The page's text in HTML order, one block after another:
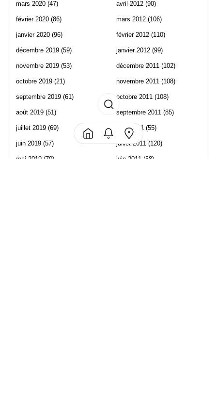
mars 2020 (47)
février 2020 (86)
janvier 2020 (96)
décembre 2019 (59)
novembre 2019 (53)
octobre 2019 (21)
septembre 2019 (61)
août 2019 (51)
juillet 2019 (69)
juin 2019 (57)
mai 2019 (70)
avril 2012 (90)
mars 2012 (106)
février 2012 (110)
janvier 2012 (99)
décembre 2011 (102)
novembre 2011 (108)
octobre 2011 (108)
septembre 2011 (85)
août 2011 (55)
juillet 2011 (120)
juin 2011 (58)